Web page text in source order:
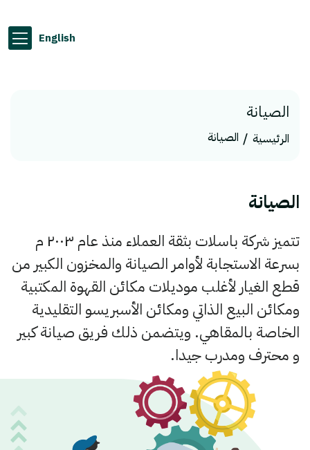
English
الصيانة
الرئيسية الصيانة
الصيانة
تتميز شركة باسلات بثقة العملاء منذ عام ٢٠٠٣ م
بسرعة الاستجابة لأوامر الصيانة والمخزون الكبير من
قطع الغيار لأغلب موديلات مكائن القهوة المكتبية
ومكائن البيع الذاتي ومكائن الأسبريسو التقليدية
الخاصة بالمقاهي. ويتضمن ذلك فريق صيانة كبير
و محترف ومدرب جيدا.